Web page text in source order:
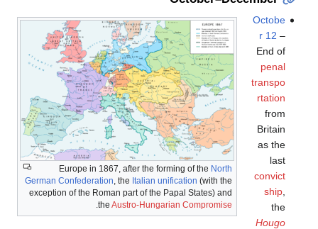
Europe in 1867, after the forming of the North
German Confederation , the Italian unification (with the
exception of the Roman part of the Papal States) and
the Austro-Hungarian Compromise
Octobe
r 12 –
End of
penal
transpo
rtation
from
Britain
as the
last
convict
ship,
the
Hougo